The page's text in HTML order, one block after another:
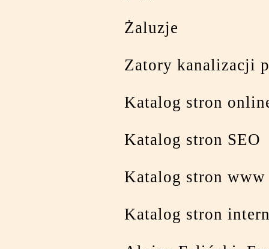
Żaluzje
Zatory kanalizacji
Katalog stron
Katalog stron SEO
Katalog stron
Katalog stron